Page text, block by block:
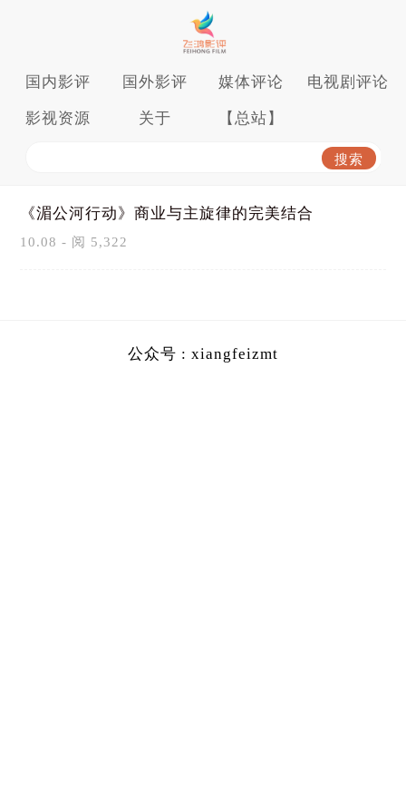
国内影评 国外影评 媒体评论 电视剧评论
影视资源 关于 【总站】
《湄公河行动》商业与主旋律的完美结合
10.08 - 阅 5,322
公众号 : xiangfeizmt